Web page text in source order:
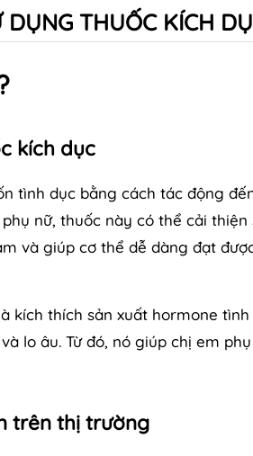
DỤNG THUỐC KÍCH
kích dục
tình dục bằng cách tác động
nữ, thuốc này có thể cải thiện
và giúp cơ thể dễ dàng đạt
kích thích sản xuất hormone
lo âu. Từ đó, nó giúp chị em
trên thị trường